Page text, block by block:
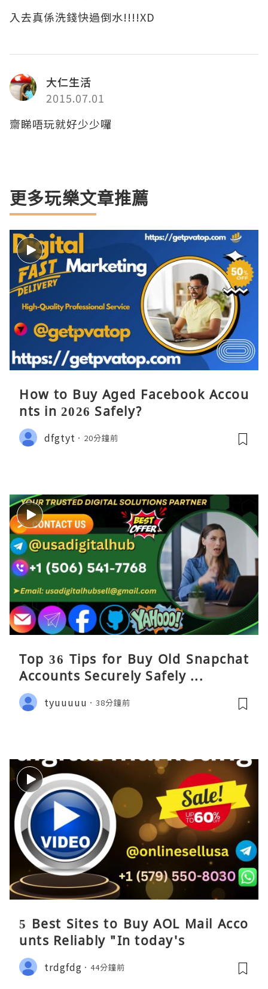
入去真係洗錢快過倒水!!!!XD
大仁生活
2015.07.01
齋睇唔玩就好少少囉
更多玩樂文章推薦
How to Buy Aged Facebook Accou
nts in 2026 Safely?
dfgtyt 20分鐘前
Top 36 Tips for Buy Old Snapchat
Accounts Securely Safely ...
tyuuuuu 38分鐘前
5 Best Sites to Buy AOL Mail Acco
unts Reliably "In today's
trdgfdg 44分鐘前